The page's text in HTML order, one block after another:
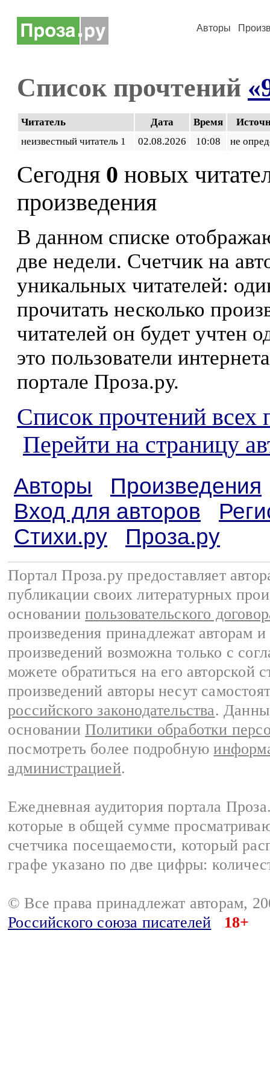
Авторы
Список прочтений
Читатель Дата Время
неизвестный читатель 1
02.08.2026 10:08 не
Сегодня 0 новых
произведения
В данном списке
две недели. Счетчик на
уникальных читателей:
прочитать несколько
читателей он будет учтен
это пользователи
портале Проза.ру.
Список прочтений всех
Перейти на страницу
Авторы
Произведения
Вход для авторов
Стихи.ру
Проза.ру
Портал Проза.ру предоставляет
публикации своих литературных
основании пользовательского
произведения принадлежат авторам
произведений возможна только с
можете обратиться на его авторской
произведений авторы несут
российского законодательства.
основании Политики обработки
посмотреть более подробную
администрацией.
Ежедневная аудитория портала
которые в общей сумме
счетчика посещаемости, который
графе указано по две цифры:
© Все права принадлежат авторам,
Российского союза писателей
18+